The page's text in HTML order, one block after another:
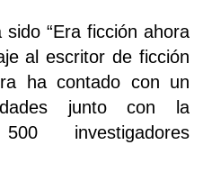
“Era ficción ahora
al escritor de ficción
ha contado con un
junto con la
investigadores